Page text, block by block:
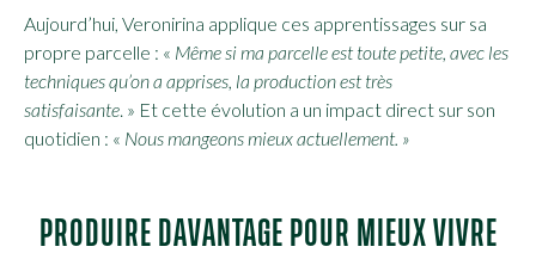
Aujourd’hui, Veronirina applique ces apprentissages sur sa
propre parcelle : « Même si ma parcelle est toute petite, avec les
techniques qu’on a apprises, la production est très
satisfaisante » Et cette évolution a un impact direct sur son
quotidien : « Nous mangeons mieux actuellement. »
PRODUIRE DAVANTAGE POUR MIEUX VIVRE